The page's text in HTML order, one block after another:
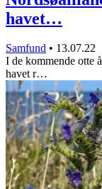
havet…
Samfund • 13.07.22
I de kommende otte
havet r…